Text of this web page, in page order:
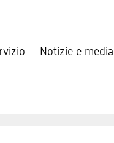
Notizie e media